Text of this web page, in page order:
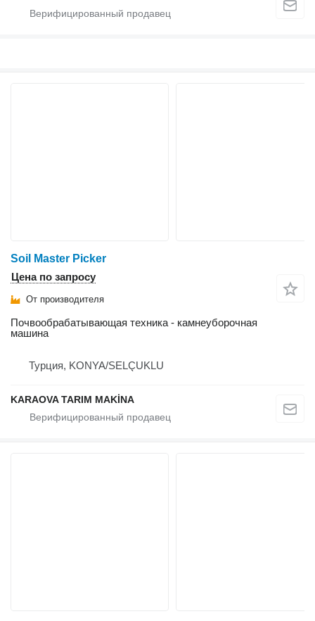
Soil Master Picker
Цена по запросу
От производителя
Почвообрабатывающая техника - камнеуборочная
машина
Турция, KONYA/SELÇUKLU
KARAOVA TARIM MAKİNA